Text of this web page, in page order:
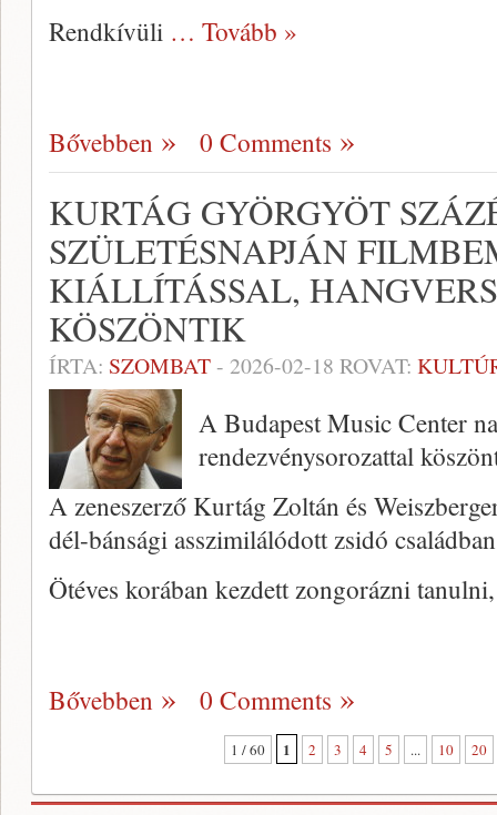
Rendkívüli … Tovább »
Bővebben 0 Comments
KURTÁG GYÖRGYÖT
SZÜLETÉSNAPJÁN
KIÁLLÍTÁSSAL,
KÖSZÖNTIK
ÍRTA: SZOMBAT- 2026-02-18 ROVAT:
A Budapest Music Center
rendezvénysorozattal
A zeneszerző Kurtág Zoltán és
dél-bánsági asszimilálódott zsidó
Ötéves korában kezdett zongorázni
Bővebben 0 Comments
1 / 60 1 2 3 4 5 ... 10 20